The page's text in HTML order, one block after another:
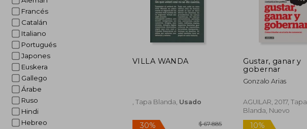
Francés
Catalán
Italiano
Portugués
Japones
Euskera
Gallego
Árabe
Ruso
Hindi
Hebreo
VILLA WANDA
, Tapa Blanda, Usado
Gustar, ganar y
gobernar
Gonzalo Arias
AGUILAR, 2017, Tapa
Blanda, Nuevo